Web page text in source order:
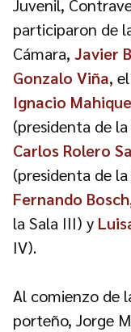
Juvenil,
participaron de
Cámara, Javier
Gonzalo Viña,
Ignacio
(presidenta de
Carlos Rolero
(presidenta de
Fernando
la Sala III) y
IV).
Al comienzo de
porteño, Jorge